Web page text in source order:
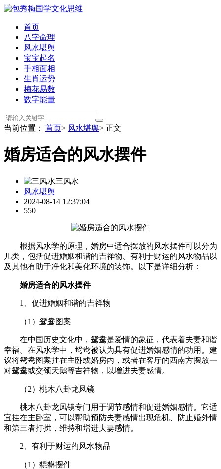
首页
八字命理
风水堪舆
宝宝起名
手相面相
生肖运势
梅花易数
数字能量
当前位置： 首页> 风水堪舆> 正文
婚房适合的风水摆件
三风水
风水堪舆
2024-08-14 12:37:04
550
根据风水学的原理，婚房中适合摆放的风水摆件可以分为
几类，包括促进婚姻和谐的吉祥物、有利于财运的风水物品以
及其他有助于净化和美化环境的装饰。以下是详细分析：
婚房适合的风水摆件
1、促进婚姻和谐的吉祥物
（1）鸳鸯图案
在中国历史文化中，鸳鸯是爱情的象征，代表着夫妻和谐
幸福。在风水学中，鸳鸯被认为具有促进婚姻感情的功用。建
议将鸳鸯图案挂在主卧或婚房内，或者在客厅的西南方摆放一
对鸳鸯或交颈天鹅等吉祥物，以增进夫妻感情。
（2）桃木八卦龙凤镜
桃木八卦龙凤镜专门用于调节感情和促进婚姻感情。它适
宜挂在主卧室，可以帮助预防夫妻感情出现危机、防止婚外情
和第三者打扰，维持和增进夫妻感情。
2、有利于财运的风水物品
（1）貔貅摆件